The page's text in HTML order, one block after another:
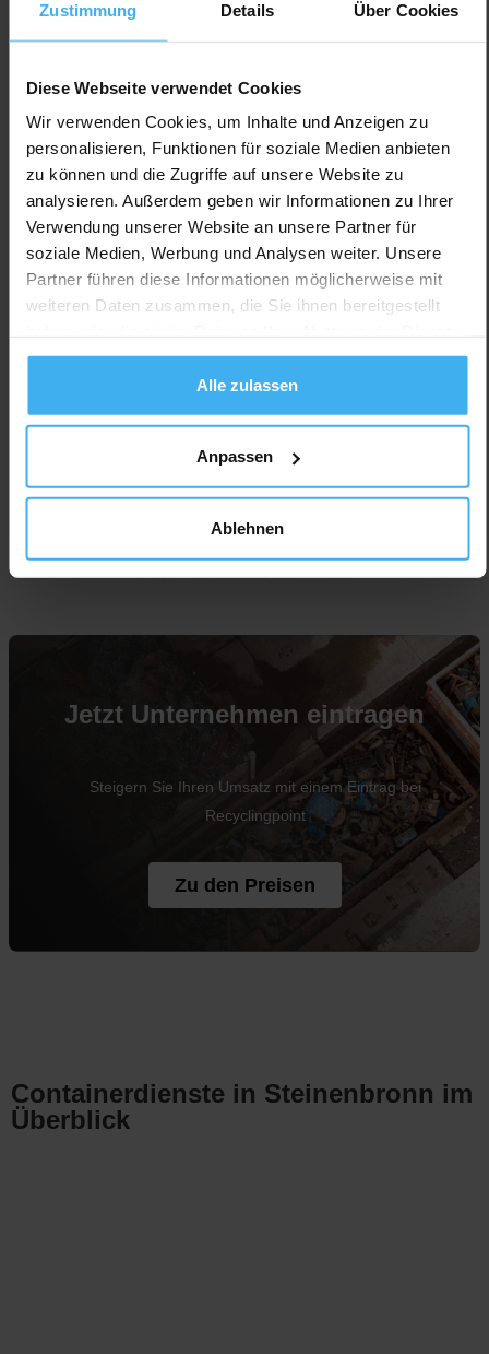
Zustimmung Details Über Cookies
Diese Webseite verwendet Cookies
Wir verwenden Cookies, um Inhalte und Anzeigen zu
personalisieren, Funktionen für soziale Medien anbieten
zu können und die Zugriffe auf unsere Website zu
analysieren. Außerdem geben wir Informationen zu Ihrer
Verwendung unserer Website an unsere Partner für
soziale Medien, Werbung und Analysen weiter. Unsere
Partner führen diese Informationen möglicherweise mit
weiteren Daten zusammen, die Sie ihnen bereitgestellt
gesammelt haben.
Alle zulassen
Anpassen
Ablehnen
CONTAINERDIENST
Mattes Containerdienst Oliver Mattes
Noch keine Bewertung
Im Maurer, 71144 Steinenbronn, Deutschland
Jetzt Anrufen
Für Unternehmen
Jetzt Unternehmen eintragen
Steigern Sie Ihren Umsatz mit einem Eintrag bei
Recyclingpoint
Zu den Preisen
Containerdienste in Steinenbronn im
Überblick